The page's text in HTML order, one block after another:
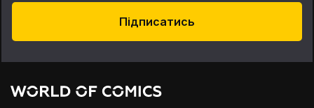
Підписатись